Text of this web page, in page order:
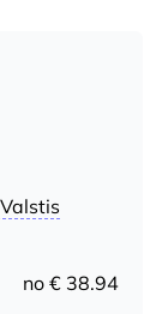
no € 38.94